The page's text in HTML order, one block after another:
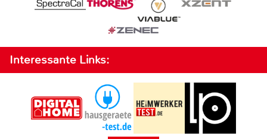
Interessante Links: